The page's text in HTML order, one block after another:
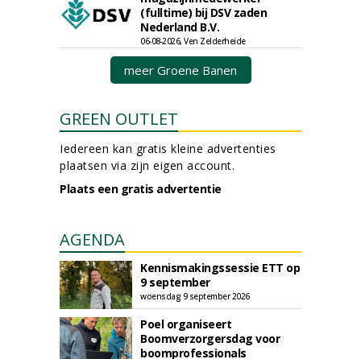
(fulltime) bij DSV zaden
Nederland B.V.
06-08-2026, Ven Zelderheide
meer Groene Banen
GREEN OUTLET
Iedereen kan gratis kleine advertenties
plaatsen via zijn eigen account.
Plaats een gratis advertentie
AGENDA
Kennismakingssessie ETT op
9 september
woensdag 9 september 2026
Poel organiseert
Boomverzorgersdag voor
boomprofessionals